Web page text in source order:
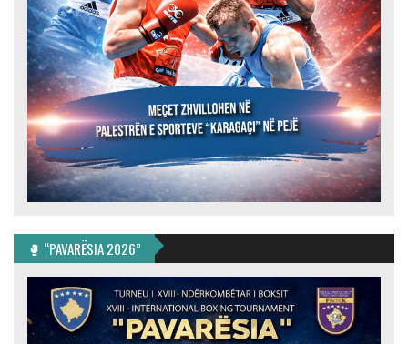
🥊 “PAVARËSIA 2026”